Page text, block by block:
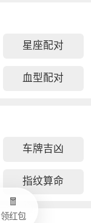
星座配对
血型配对
车牌吉凶
指纹算命
🧧
领红包